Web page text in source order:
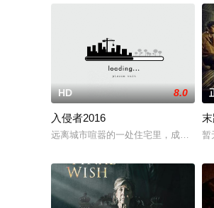
HD 8.0
入侵者2016
远离城市喧嚣的一处住宅里，成年女子暂